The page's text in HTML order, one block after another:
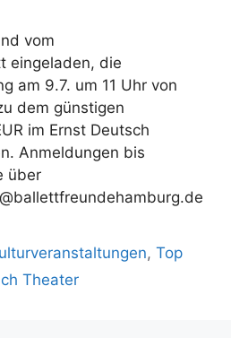
vom
eingeladen, die
am 9.7. um 11 Uhr von
dem günstigen
im Ernst Deutsch
Anmeldungen bis
über
,Top
Theater